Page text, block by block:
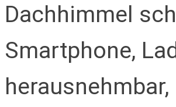
Dachhimmel
Smartphone,